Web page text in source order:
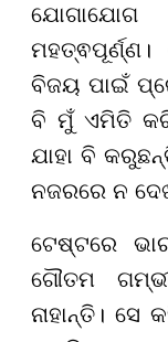
ବିଜୟ ପାଇଁ
ବି ମୁଁ ଏମିତି
ଯାହା ବି
ନଜରରେ ନ
ଟେଷ୍ଟରେ
ଗୌତମ
ନାହାନ୍ତି।